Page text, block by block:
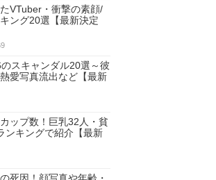
VTuber・衝撃の素顔/
ング20選【最新決定
スキャンダル20選～彼
愛写真流出など【最新
ップ数！巨乳32人・貧
ンキングで紹介【最新